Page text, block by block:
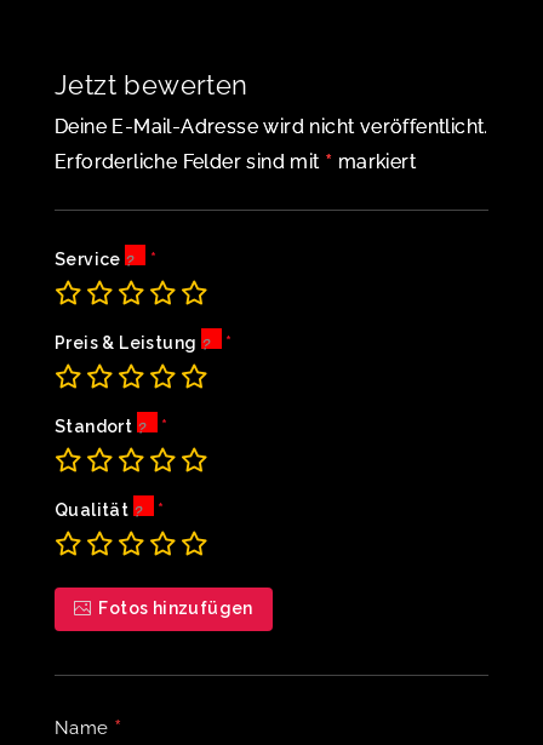
Jetzt bewerten
Deine E-Mail-Adresse wird nicht veröffentlicht.
Erforderliche Felder sind mit * markiert
Service
Preis & Leistung
Standort
Qualität
Fotos hinzufügen
Name *